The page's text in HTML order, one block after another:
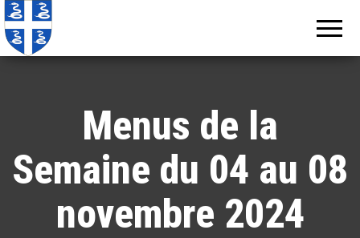
Menus de la
Semaine du 04 au 08
novembre 2024